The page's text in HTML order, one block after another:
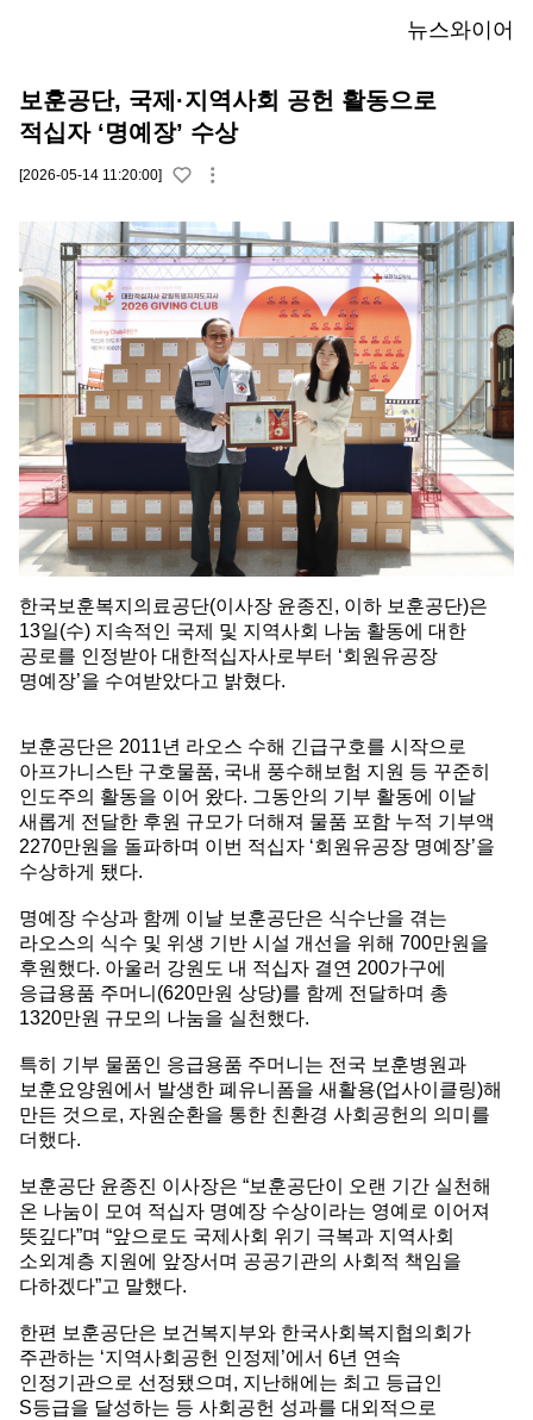
뉴스와이어
보훈공단, 국제·지역사회 공헌 활동으로
적십자 ‘명예장’ 수상
[2026-05-14 11:20:00]
한국보훈복지의료공단(이사장 윤종진, 이하 보훈공단)은
13일(수) 지속적인 국제 및 지역사회 나눔 활동에 대한
공로를 인정받아 대한적십자사로부터 ‘회원유공장
명예장’을 수여받았다고 밝혔다.
보훈공단은 2011년 라오스 수해 긴급구호를 시작으로
아프가니스탄 구호물품, 국내 풍수해보험 지원 등 꾸준히
인도주의 활동을 이어 왔다. 그동안의 기부 활동에 이날
새롭게 전달한 후원 규모가 더해져 물품 포함 누적 기부액
2270만원을 돌파하며 이번 적십자 ‘회원유공장 명예장’을
수상하게 됐다.
명예장 수상과 함께 이날 보훈공단은 식수난을 겪는
라오스의 식수 및 위생 기반 시설 개선을 위해 700만원을
후원했다. 아울러 강원도 내 적십자 결연 200가구에
응급용품 주머니(620만원 상당)를 함께 전달하며 총
1320만원 규모의 나눔을 실천했다.
특히 기부 물품인 응급용품 주머니는 전국 보훈병원과
보훈요양원에서 발생한 폐유니폼을 새활용(업사이클링)해
만든 것으로, 자원순환을 통한 친환경 사회공헌의 의미를
더했다.
보훈공단 윤종진 이사장은 “보훈공단이 오랜 기간 실천해
온 나눔이 모여 적십자 명예장 수상이라는 영예로 이어져
뜻깊다”며 “앞으로도 국제사회 위기 극복과 지역사회
소외계층 지원에 앞장서며 공공기관의 사회적 책임을
다하겠다”고 말했다.
한편 보훈공단은 보건복지부와 한국사회복지협의회가
주관하는 ‘지역사회공헌 인정제’에서 6년 연속
인정기관으로 선정됐으며, 지난해에는 최고 등급인
S등급을 달성하는 등 사회공헌 성과를 대외적으로